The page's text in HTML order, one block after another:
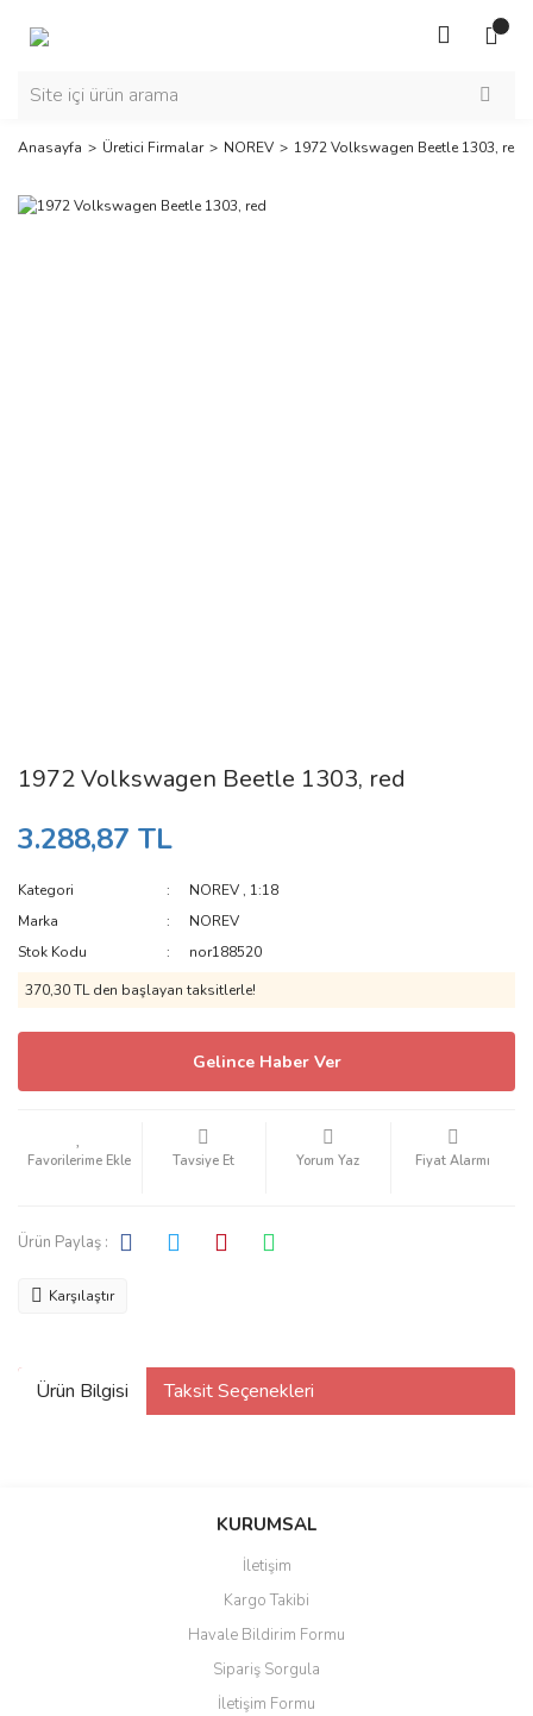
Anasayfa Üretici Firmalar NOREV 1972 Volkswagen Beetle 1303, red
1972 Volkswagen Beetle 1303, red
3.288,87 TL
Kategori NOREV , 1:18
Marka
NOREV
Stok Kodu
nor188520
370,30 TL den başlayan taksitlerle!
Gelince Haber Ver
Tavsiye Et Yorum Yaz Fiyat Alarmı
Ürün Paylaş :
Karşılaştır
Ürün Bilgisi Taksit Seçenekleri
KURUMSAL
İletişim
Kargo Takibi
Havale Bildirim Formu
Sipariş Sorgula
İletişim Formu